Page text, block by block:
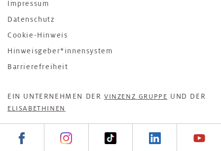
Impressum
Datenschutz
Cookie-Hinweis
Hinweisgeber*innensystem
Barrierefreiheit
EIN UNTERNEHMEN DER VINZENZ GRUPPE UND DER
ELISABETHINEN